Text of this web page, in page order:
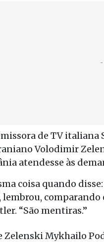
de TV italiana
Volodimir
atendesse às
coisa quando
lembrou,
“São mentiras.”
Zelenski Mykhailo